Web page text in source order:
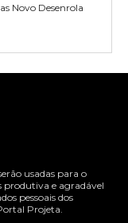
Novo Desenrola
usadas para o
produtiva e agradável
pessoais dos
Projeta.